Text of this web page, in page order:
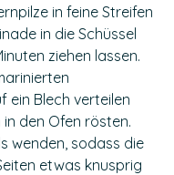
in feine Streifen
in die Schüssel
ziehen lassen.
ein Blech verteilen
den Ofen rösten.
wenden, sodass die
etwas knusprig